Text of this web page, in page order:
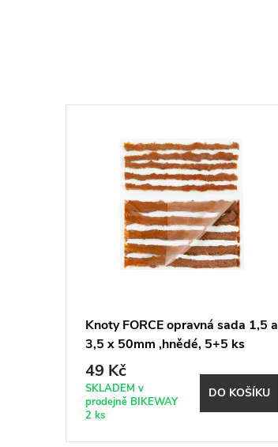
Knoty FORCE opravná sada 1,5 a
3,5 x 50mm ,hnědé, 5+5 ks
49 Kč
SKLADEM v
prodejně BIKEWAY
2 ks
DO KOŠÍKU